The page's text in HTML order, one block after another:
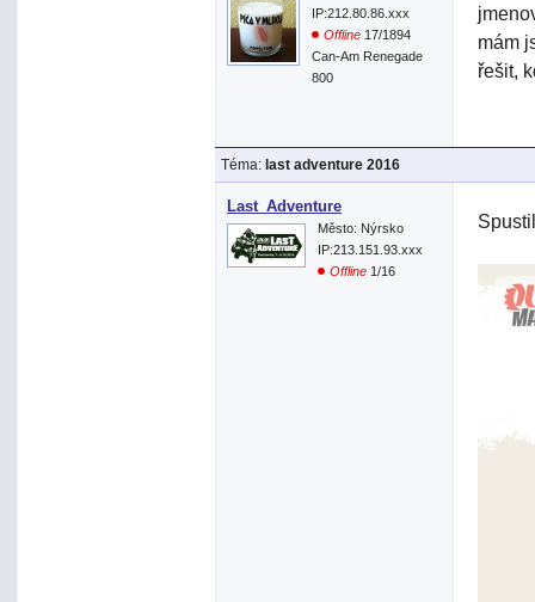
IP:212.80.86.xxx
Offline 17/1894
Can-Am Renegade
800
mám
řešit,
Téma: last adventure 2016
Last_Adventure
Město: Nýrsko
IP:213.151.93.xxx
Offline 1/16